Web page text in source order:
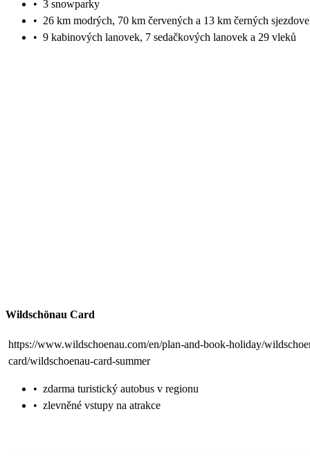
• 3 snowparky
• 26 km modrých, 70 km červených a 13 km černých
• 9 kabinových lanovek, 7 sedačkových lanovek a 29 vleků
Wildschönau Card
https://www.wildschoenau.com/en/plan-and-book-holiday/
card/wildschoenau-card-summer
• zdarma turistický autobus v regionu
• zlevněné vstupy na atrakce